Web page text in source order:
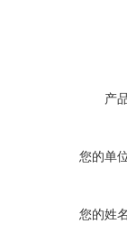
产
您的单
您的姓